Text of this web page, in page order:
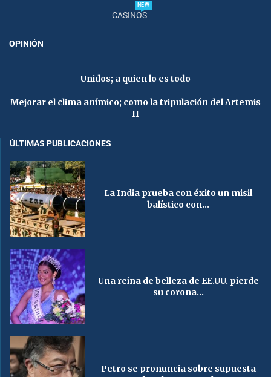
CASINOS
NEW
OPINIÓN
Unidos; a quien lo es todo
Mejorar el clima anímico; como la tripulación del Artemis
II
ÚLTIMAS PUBLICACIONES
La India prueba con éxito un misil
balístico con...
Una reina de belleza de EE.UU. pierde
su corona...
Petro se pronuncia sobre supuesta